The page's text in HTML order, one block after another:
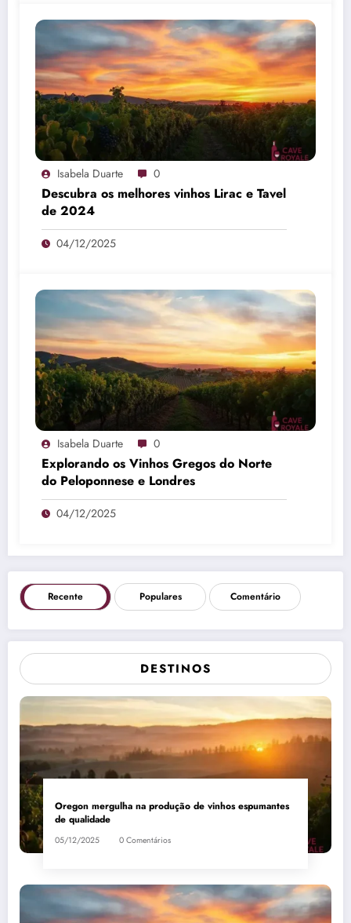
Isabela Duarte 0
Descubra os melhores vinhos Lirac e Tavel
de 2024
04/12/2025
Isabela Duarte 0
Explorando os Vinhos Gregos do Norte
do Peloponnese e Londres
04/12/2025
Recente Populares Comentário
DESTINOS
Oregon mergulha na produção de vinhos espumantes
de qualidade
05/12/2025 0 Comentários